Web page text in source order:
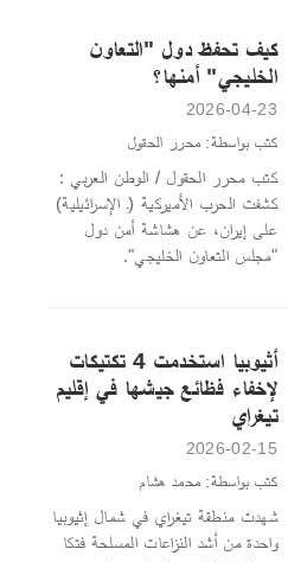
كيف تحفظ دول "التعاون
الخليجي" أمنها؟
2026-04-23
كتب بواسطة: محرر الحقول
كتب محرر الحقول / الوطن العربي :
كشفت الحرب الأميركية (ـ الإسرائيلية)
على إيران، عن هشاشة أمن دول
"مجلس التعاون الخليجي".
أثيوبيا استخدمت 4 تكتيكات
لإخفاء فظائع جيشها في إقليم
تيغراي
2026-02-15
كتب بواسطة: محمد هشام
شهدت منطقة تيغراي في شمال إثيوبيا
واحدة من أشد النزاعات المسلحة فتكا